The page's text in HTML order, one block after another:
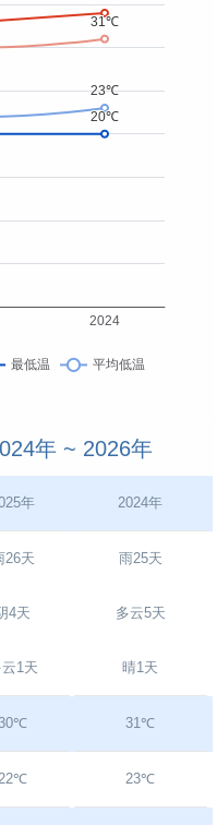
年 ~ 2026年
年 2024年
26天
4天
云1天
雨25天
多云5天
晴1天
30℃ 31℃
23℃